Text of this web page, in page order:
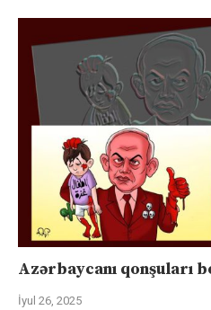
Azərbaycanı qonşuları
İyul 26, 2025